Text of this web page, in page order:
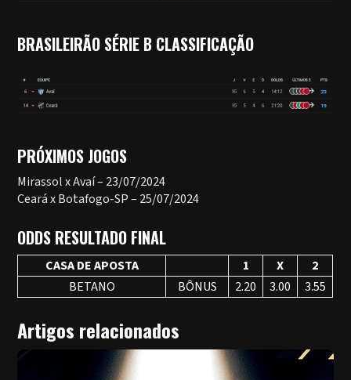
BRASILEIRÃO SÉRIE B CLASSIFICAÇÃO
PRÓXIMOS JOGOS
Mirassol x Avaí – 23/07/2024
Ceará x Botafogo-SP – 25/07/2024
ODDS RESULTADO FINAL
CASA DE APOSTA 1 X
2
BETANO
BÔNUS 2.20 3.00 3.55
Artigos relacionados